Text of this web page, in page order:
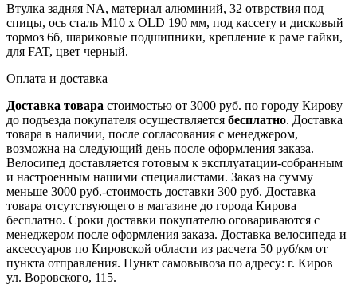
Втулка задняя NA, материал алюминий, 32 отврствия под
спицы, ось сталь M10 х OLD 190 мм, под кассету и дисковый
тормоз 6б, шариковые подшипники, крепление к раме гайки,
для FAT, цвет черный.
Оплата и доставка
Доставка товара стоимостью от 3000 руб. по городу Кирову
до подъезда покупателя осуществляется бесплатно. Доставка
товара в наличии, после согласования с менеджером,
возможна на следующий день после оформления заказа.
Велосипед доставляется готовым к эксплуатации-собранным
и настроенным нашими специалистами. Заказ на сумму
меньше 3000 руб.-стоимость доставки 300 руб. Доставка
товара отсутствующего в магазине до города Кирова
бесплатно. Сроки доставки покупателю оговариваются с
менеджером после оформления заказа. Доставка велосипеда и
аксессуаров по Кировской области из расчета 50 руб/км от
пункта отправления. Пункт самовывоза по адресу: г. Киров
ул. Воровского, 115.